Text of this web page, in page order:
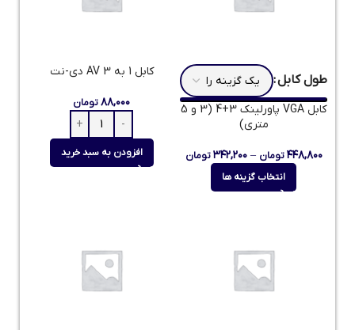
طول کابل
کابل VGA پاورلینک 3+4 (3 و 5
متری)
۴۴۸,۸۰۰ تومان – ۳۴۲,۲۰۰ تومان
انتخاب گزینه ها
کابل 1 به 3 AV دی-نت
۸۸,۰۰۰تومان
افزودن به سبد خرید